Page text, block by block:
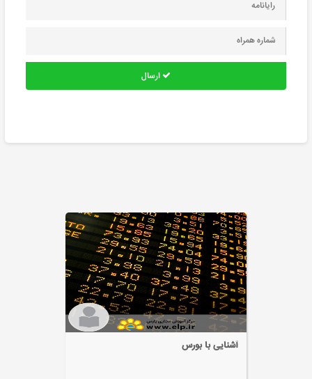
ارسال
آشنایی با بورس